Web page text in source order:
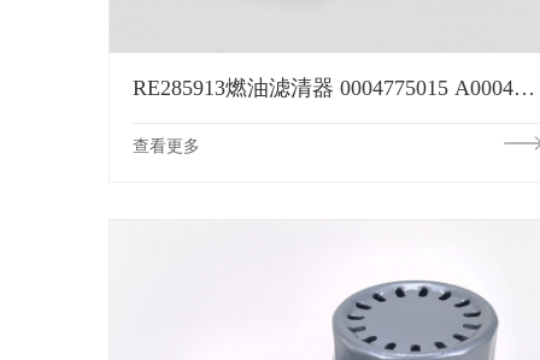
RE285913燃油滤清器 0004775015 A0004775015 R917002856 2666400 JPK5528 WHE105042 SH62229液压系统
查看更多